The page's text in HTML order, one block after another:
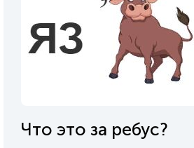
Что это за ребус?